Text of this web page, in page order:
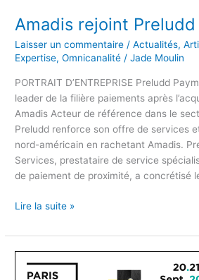
Amadis rejoint
Laisser un commentaire /Actualités,
Expertise,Omnicanalité /Jade Moulin
PORTRAIT D’ENTREPRISE Preludd
leader de la filière paiements après
Amadis Acteur de référence dans le
Preludd renforce son offre de services
nord-américain en rachetant Amadis.
Services, prestataire de service
de paiement de proximité, a concrétisé
Lire la suite »
RETAIL